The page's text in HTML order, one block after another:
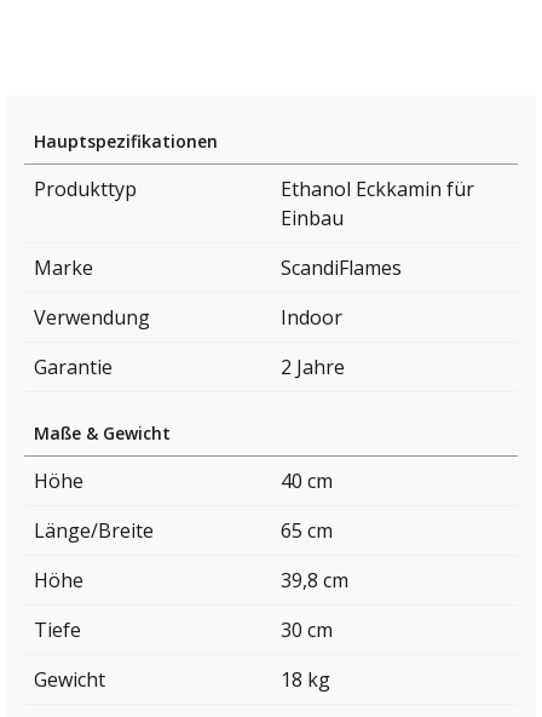
Hauptspezifikationen
Produkttyp
Ethanol Eckkamin für
Einbau
Marke
ScandiFlames
Verwendung
Indoor
Garantie
2 Jahre
Maße & Gewicht
Höhe
40 cm
Länge/Breite
65 cm
Höhe
39,8 cm
Tiefe
30 cm
Gewicht
18 kg